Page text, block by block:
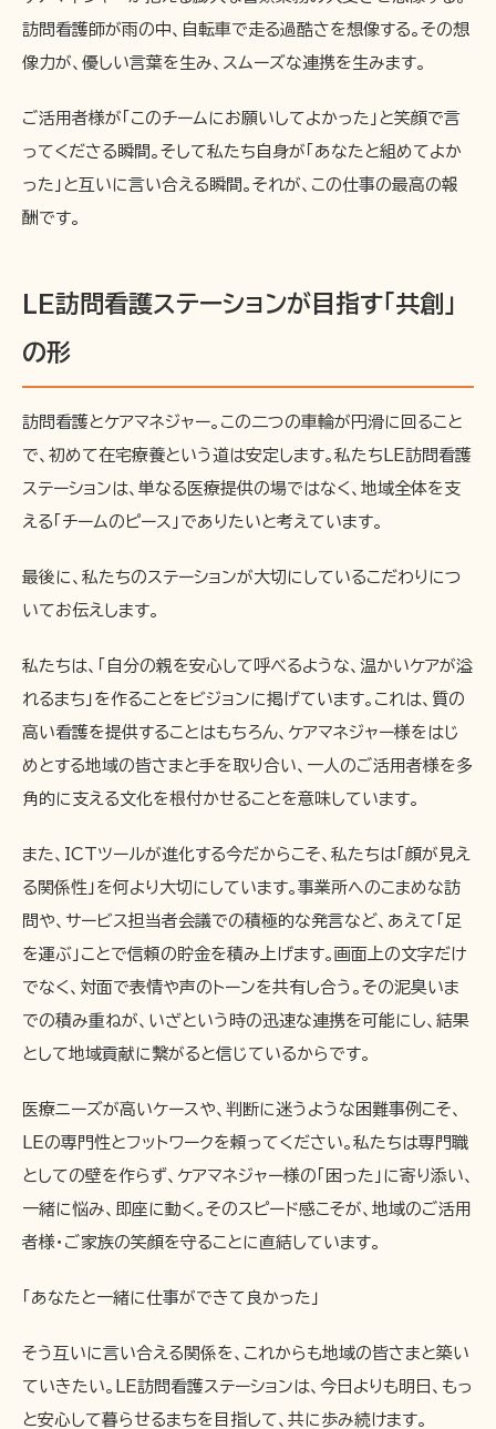
訪問看護師が雨の中、自転車で走る過酷さを想像する。その想
像力が、優しい言葉を生み、スムーズな連携を生みます。
ご活用者様が「このチームにお願いしてよかった」と笑顔で言
ってくださる瞬間。そして私たち自身が「あなたと組めてよか
った」と互いに言い合える瞬間。それが、この仕事の最高の報
酬です。
LE訪問看護ステーションが目指す「共創」
の形
訪問看護とケアマネジャー。この二つの車輪が円滑に回ること
で、初めて在宅療養という道は安定します。私たちLE訪問看護
ステーションは、単なる医療提供の場ではなく、地域全体を支
える「チームのピース」でありたいと考えています。
最後に、私たちのステーションが大切にしているこだわりにつ
いてお伝えします。
私たちは、「自分の親を安心して呼べるような、温かいケアが溢
れるまち」を作ることをビジョンに掲げています。これは、質の
高い看護を提供することはもちろん、ケアマネジャー様をはじ
めとする地域の皆さまと手を取り合い、一人のご活用者様を多
角的に支える文化を根付かせることを意味しています。
また、ICTツールが進化する今だからこそ、私たちは「顔が見え
る関係性」を何より大切にしています。事業所へのこまめな訪
問や、サービス担当者会議での積極的な発言など、あえて「足
を運ぶ」ことで信頼の貯金を積み上げます。画面上の文字だけ
でなく、対面で表情や声のトーンを共有し合う。その泥臭いま
での積み重ねが、いざという時の迅速な連携を可能にし、結果
として地域貢献に繋がると信じているからです。
医療ニーズが高いケースや、判断に迷うような困難事例こそ、
LEの専門性とフットワークを頼ってください。私たちは専門職
としての壁を作らず、ケアマネジャー様の「困った」に寄り添い、
一緒に悩み、即座に動く。そのスピード感こそが、地域のご活用
者様・ご家族の笑顔を守ることに直結しています。
「あなたと一緒に仕事ができて良かった」
そう互いに言い合える関係を、これからも地域の皆さまと築い
ていきたい。LE訪問看護ステーションは、今日よりも明日、もっ
と安心して暮らせるまちを目指して、共に歩み続けます。